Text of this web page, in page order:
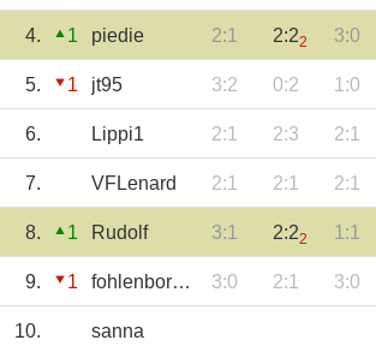
4. 1 piedie 2:1 2:22 3:0
5. 1 jt95 3:2 0:2 1:0
6. Lippi1 2:1 2:3 2:1
7. VFLenard 2:1 2:1 2:1
8. 1 Rudolf 3:1 2:22 1:1
9. 1 fohlenborusse 3:0 2:1 3:0
10. sanna